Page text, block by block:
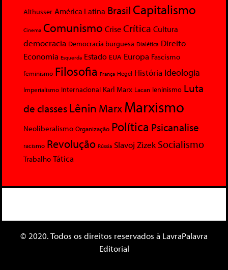
Althusser América Latina Brasil Capitalismo
Cinema Comunismo Crise Crítica Cultura
democracia Democracia burguesa Dialética Direito
Economia Esquerda Estado EUA Europa Fascismo
feminismo Filosofia França Hegel História Ideologia
Imperialismo Internacional Karl Marx Lacan leninismo Luta
de classesLênin MarxMarxismo
Neoliberalismo Organização Política Psicanalise
racismo Revolução Rússia Slavoj Zizek Socialismo
Trabalho Tática
© 2020. Todos os direitos reservados à LavraPalavra
Editorial